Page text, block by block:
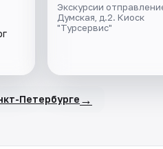
Экскурсии
Думская, д.2. Киоск
"Турсервис"
Петербурге →